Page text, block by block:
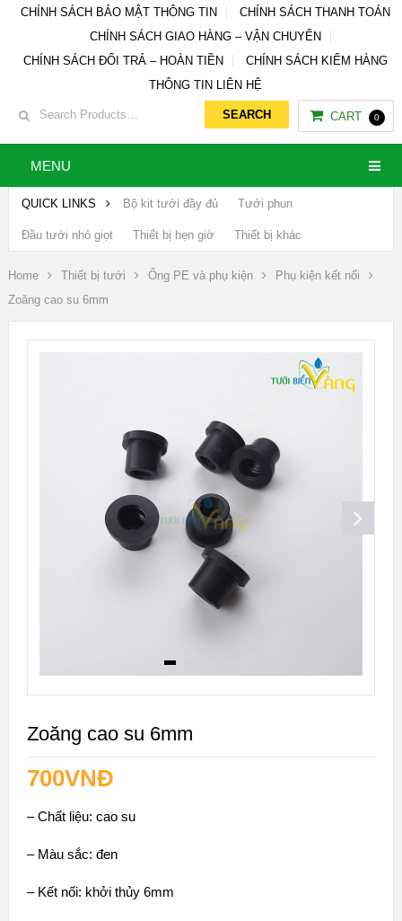
CHÍNH SÁCH BẢO MẬT THÔNG TIN
CHÍNH SÁCH THANH TOÁN
CHÍNH SÁCH GIAO HÀNG – VẬN CHUYỂN
CHÍNH SÁCH ĐỔI TRẢ – HOÀN TIỀN
CHÍNH SÁCH KIỂM HÀNG
THÔNG TIN LIÊN HỆ
CART 0
MENU
QUICK LINKS Bộ kit tưới đầy đủ Tưới phun
Đầu tưới nhỏ giọt Thiết bị hẹn giờ Thiết bị khác
Home Thiết bị tưới Ống PE và phụ kiện
Phụ kiện kết nối
Zoăng cao su 6mm
Zoăng cao su 6mm
700VNĐ
– Chất liệu: cao su
– Màu sắc: đen
– Kết nối: khởi thủy 6mm